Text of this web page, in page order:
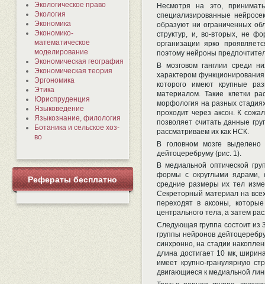
Экологическое право
Экология
Экономика
Экономико-
математическое
моделирование
Экономическая география
Экономическая теория
Эргономика
Этика
Юриспруденция
Языковедение
Языкознание, филология
Ботаника и сельское хоз-
во
Рефераты бесплатно
Несмотря на это,
специализированные
образуют ни ограниченных
структур, и, во-вторых, не
организации ярко
поэтому нейроны
В мозговом ганглии среди
характером
которого имеют крупные
материалом. Такие клетки
морфология на разных
проходит через аксон. К
позволяет считать данные
рассматриваем их как НСК.
В головном мозге
дейтоцеребруму (рис. 1).
В медиальной оптической
формы с округлыми ядрами,
средние размеры их тел
Секреторный материал на
переходят в аксоны,
центрального тела, а затем
Следующая группа состоит из
группы нейронов
синхронно, на стадии
длина достигает 10 мк,
имеет крупно-гранулярную
двигающиеся к медиальной